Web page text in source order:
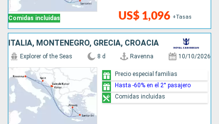
Comidas incluidas US$ 1,096 +Tasas
ITALIA, MONTENEGRO, GRECIA, CROACIA
Explorer of the Seas 8 d Ravenna 10/10/2026
Precio especial familias
Hasta -60% en el 2° pasajero
Comidas incluidas